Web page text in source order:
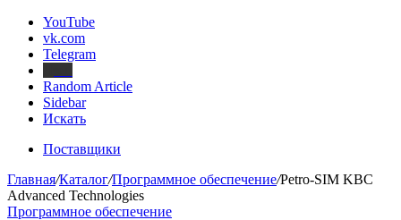
YouTube
vk.com
Telegram
Random Article
Sidebar
Искать
Поставщики
Главная/Каталог/Программное обеспечение/Petro-SIM KBC
Advanced Technologies
Программное обеспечение